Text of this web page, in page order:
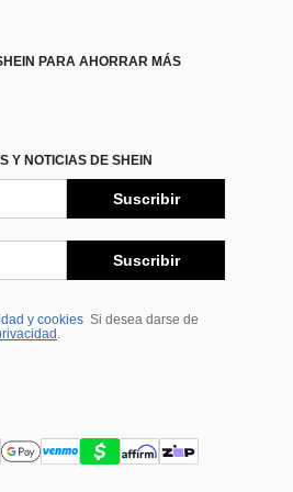
PARA AHORRAR MÁS
Y NOTICIAS DE SHEIN
Suscribir
Suscribir
y cookies Si desea darse de
.